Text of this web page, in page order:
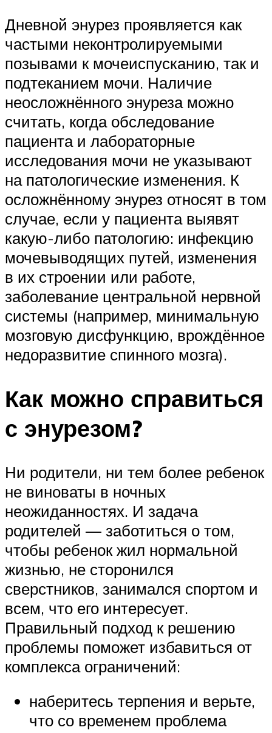
Дневной энурез проявляется как
частыми неконтролируемыми
позывами к мочеиспусканию, так и
подтеканием мочи. Наличие
неосложнённого энуреза можно
считать, когда обследование
пациента и лабораторные
исследования мочи не указывают
на патологические изменения. К
осложнённому энурез относят в том
случае, если у пациента выявят
какую-либо патологию: инфекцию
мочевыводящих путей, изменения
в их строении или работе,
заболевание центральной нервной
системы (например, минимальную
мозговую дисфункцию, врождённое
недоразвитие спинного мозга).
Как можно справиться
с энурезом?
Ни родители, ни тем более ребенок
не виноваты в ночных
неожиданностях. И задача
родителей — заботиться о том,
чтобы ребенок жил нормальной
жизнью, не сторонился
сверстников, занимался спортом и
всем, что его интересует.
Правильный подход к решению
проблемы поможет избавиться от
комплекса ограничений:
наберитесь терпения и верьте,
что со временем проблема